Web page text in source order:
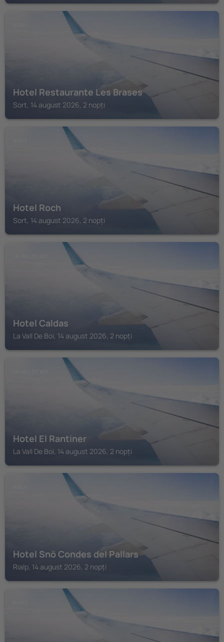
Hotel Restaurante Les Brases
Sort, 14 august 2026, 2 nopți
Hotel Roch
Sort, 14 august 2026, 2 nopți
Hotel Caldas
La Vall De Boi, 14 august 2026, 2 nopți
Hotel El Rantiner
La Vall De Boi, 14 august 2026, 2 nopți
Hotel Snö Condes del Pallars
Rialp, 14 august 2026, 2 nopți